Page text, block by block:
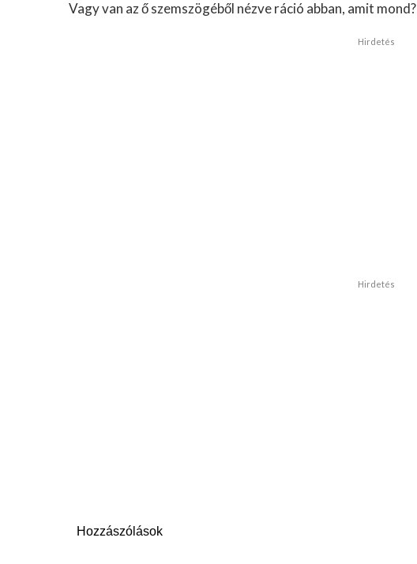
Vagy van az ő szemszögéből nézve ráció abban, amit mond?
Hirdetés
Hirdetés
Hozzászólások